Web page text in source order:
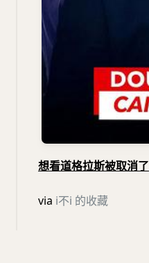
想看道格拉斯被取消了
via i不i 的收藏